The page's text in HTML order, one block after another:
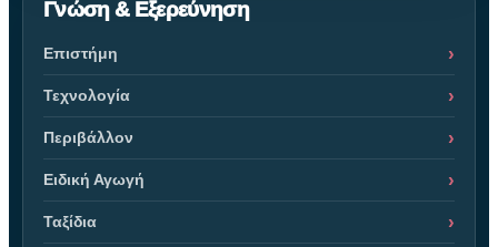
Γνώση & Εξερεύνηση
Επιστήμη
Τεχνολογία
Περιβάλλον
Ειδική Αγωγή
Ταξίδια